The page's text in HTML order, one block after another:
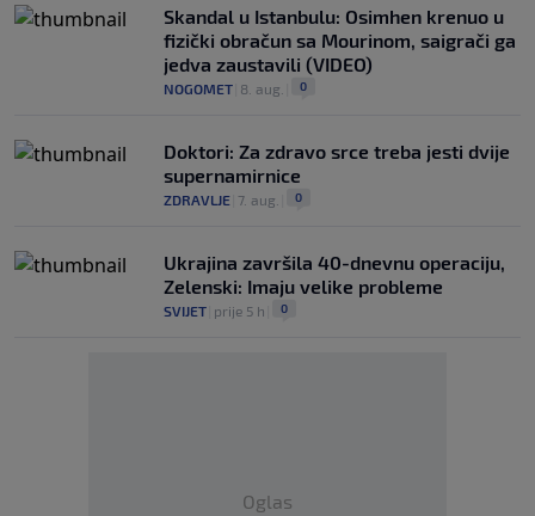
Skandal u Istanbulu: Osimhen krenuo u
fizički obračun sa Mourinom, saigrači ga
jedva zaustavili (VIDEO)
NOGOMET 8. aug. 0
Doktori: Za zdravo srce treba jesti dvije
supernamirnice
ZDRAVLJE 7. aug. 0
Ukrajina završila 40-dnevnu operaciju,
Zelenski: Imaju velike probleme
SVIJET prije 5 h 0
Oglas